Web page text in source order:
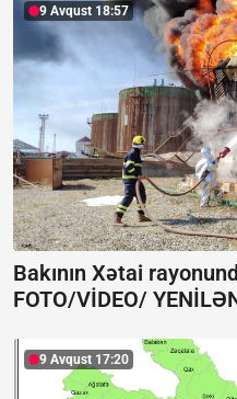
9 Avqust 18:57
Bakının Xətai
FOTO/VİDEO/
9 Avqust 17:20